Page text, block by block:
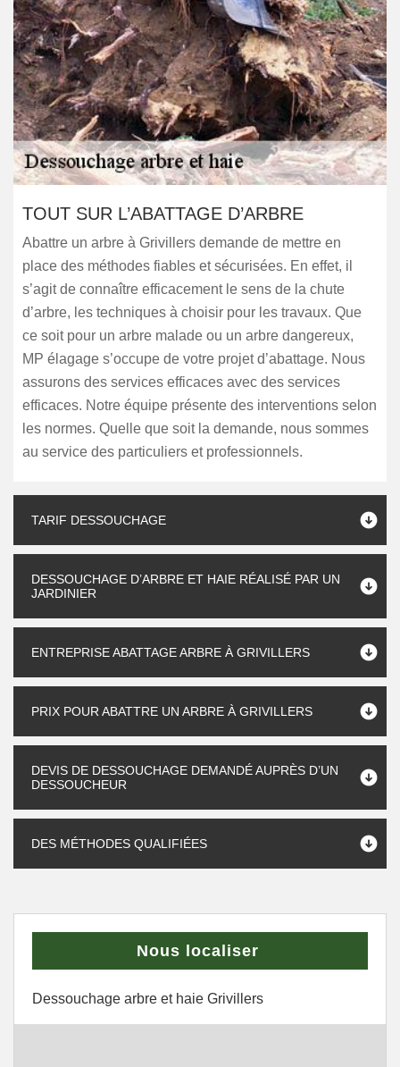
TOUT SUR L’ABATTAGE D’ARBRE
Abattre un arbre à Grivillers demande de mettre en
place des méthodes fiables et sécurisées. En effet, il
s’agit de connaître efficacement le sens de la chute
d’arbre, les techniques à choisir pour les travaux. Que
ce soit pour un arbre malade ou un arbre dangereux,
MP élagage s’occupe de votre projet d’abattage. Nous
assurons des services efficaces avec des services
efficaces. Notre équipe présente des interventions selon
les normes. Quelle que soit la demande, nous sommes
au service des particuliers et professionnels.
TARIF DESSOUCHAGE
DESSOUCHAGE D’ARBRE ET HAIE RÉALISÉ PAR UN
JARDINIER
ENTREPRISE ABATTAGE ARBRE À GRIVILLERS
PRIX POUR ABATTRE UN ARBRE À GRIVILLERS
DEVIS DE DESSOUCHAGE DEMANDÉ AUPRÈS D’UN
DESSOUCHEUR
DES MÉTHODES QUALIFIÉES
Nous localiser
Dessouchage arbre et haie Grivillers